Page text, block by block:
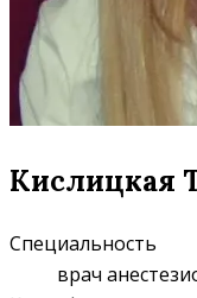
Кислицкая
Специальность
врач